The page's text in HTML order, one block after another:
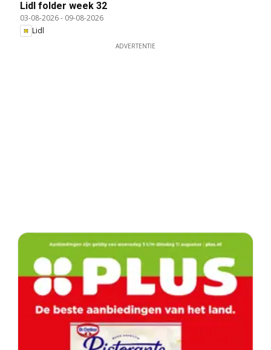
Lidl folder week 32
03-08-2026- 09-08-2026
Lidl
ADVERTENTIE